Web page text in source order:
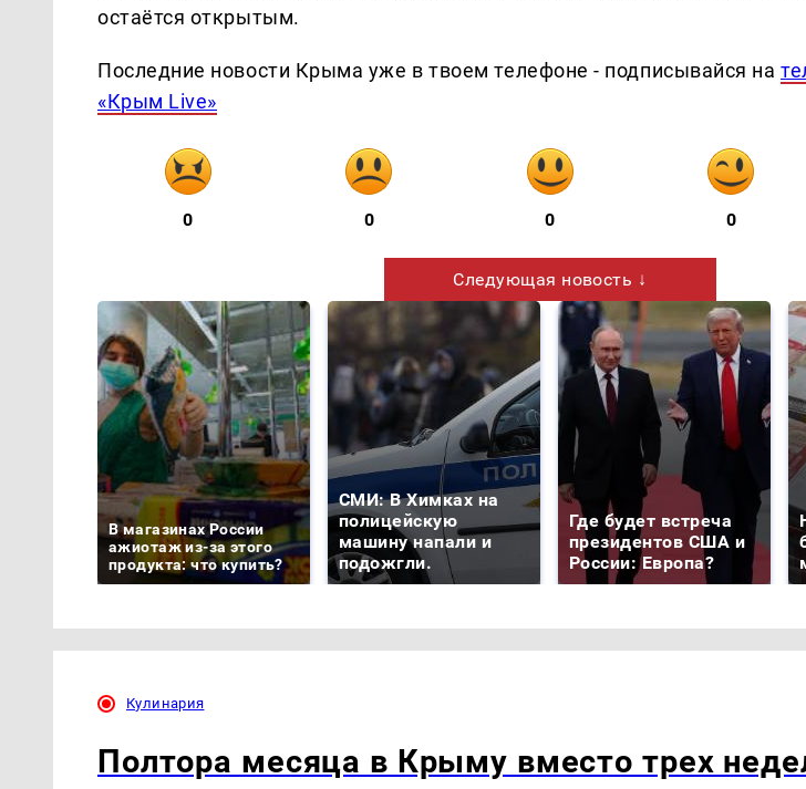
остаётся открытым.
Последние новости Крыма уже в твоем телефоне - подписывайся на
«Крым Live»
0 0 0 0
Следующая новость ↓
В магазинах России
ажиотаж из-за этого
продукта: что купить?
СМИ: В Химках на
полицейскую
машину напали и
подожгли.
Где будет встреча
президентов США и
России: Европа?
Кулинария
Полтора месяца в Крыму вместо трех